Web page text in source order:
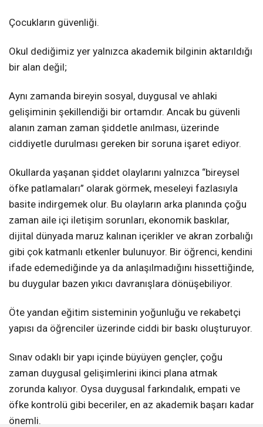
Çocukların güvenliği.
Okul dediğimiz yer yalnızca akademik bilginin aktarıldığı
bir alan değil;
Aynı zamanda bireyin sosyal, duygusal ve ahlaki
gelişiminin şekillendiği bir ortamdır. Ancak bu güvenli
alanın zaman zaman şiddetle anılması, üzerinde
ciddiyetle durulması gereken bir soruna işaret ediyor.
Okullarda yaşanan şiddet olaylarını yalnızca “bireysel
öfke patlamaları” olarak görmek, meseleyi fazlasıyla
basite indirgemek olur. Bu olayların arka planında çoğu
zaman aile içi iletişim sorunları, ekonomik baskılar,
dijital dünyada maruz kalınan içerikler ve akran zorbalığı
gibi çok katmanlı etkenler bulunuyor. Bir öğrenci, kendini
ifade edemediğinde ya da anlaşılmadığını hissettiğinde,
bu duygular bazen yıkıcı davranışlara dönüşebiliyor.
Öte yandan eğitim sisteminin yoğunluğu ve rekabetçi
yapısı da öğrenciler üzerinde ciddi bir baskı oluşturuyor.
Sınav odaklı bir yapı içinde büyüyen gençler, çoğu
zaman duygusal gelişimlerini ikinci plana atmak
zorunda kalıyor. Oysa duygusal farkındalık, empati ve
öfke kontrolü gibi beceriler, en az akademik başarı kadar
önemli.